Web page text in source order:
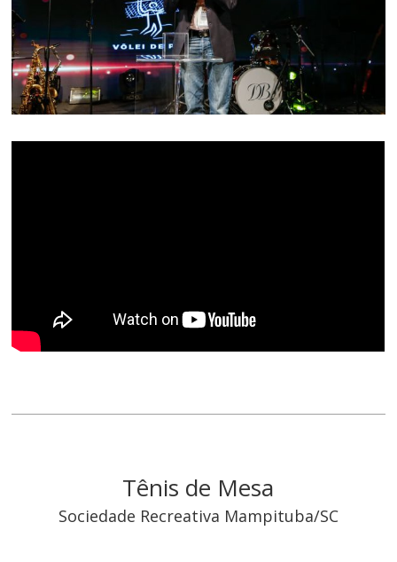
Tênis de Mesa
Sociedade Recreativa Mampituba/SC